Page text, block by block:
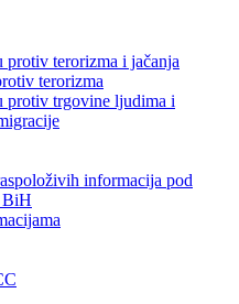
protiv terorizma i jačanja
terorizma
protiv trgovine ljudima i
informacija pod
BiH